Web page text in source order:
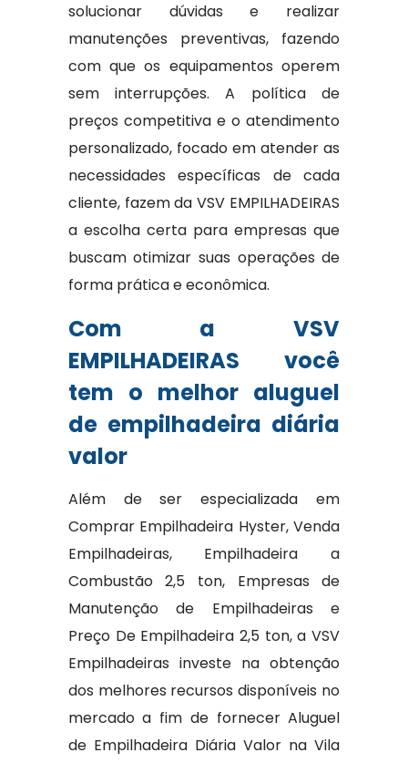
solucionar dúvidas e realizar
manutenções preventivas, fazendo
com que os equipamentos operem
sem interrupções. A política de
preços competitiva e o atendimento
personalizado, focado em atender as
necessidades específicas de cada
cliente, fazem da VSV EMPILHADEIRAS
a escolha certa para empresas que
buscam otimizar suas operações de
forma prática e econômica.
Com a VSV
EMPILHADEIRAS você
tem o melhor aluguel
de empilhadeira diária
valor
Além de ser especializada em
Comprar Empilhadeira Hyster, Venda
Empilhadeiras, Empilhadeira a
Combustão 2,5 ton, Empresas de
Manutenção de Empilhadeiras e
Preço De Empilhadeira 2,5 ton, a VSV
Empilhadeiras investe na obtenção
dos melhores recursos disponíveis no
mercado a fim de fornecer Aluguel
de Empilhadeira Diária Valor na Vila